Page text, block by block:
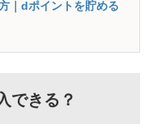
｜dポイントを貯める
できる？